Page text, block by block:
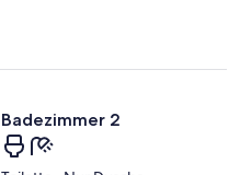
Badezimmer 2